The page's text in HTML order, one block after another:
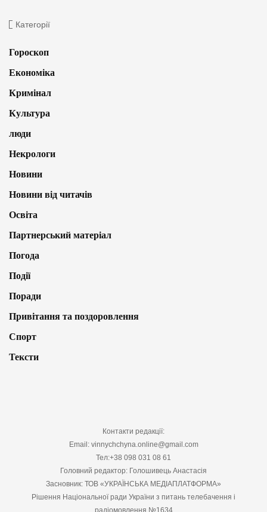
Категорії
Гороскоп
Економіка
Кримінал
Культура
люди
Некрологи
Новини
Новини від читачів
Освіта
Партнерський матеріал
Погода
Події
Поради
Привітання та поздоровлення
Спорт
Тексти
Контакти редакції:
Email: vinnychchyna.online@gmail.com
Тел:+38 098 031 08 61
Головний редактор: Голошивець Анастасія
Засновник: ТОВ «УКРАЇНСЬКА МЕДІАПЛАТФОРМА»
Рішення Національної ради України з питань телебачення і